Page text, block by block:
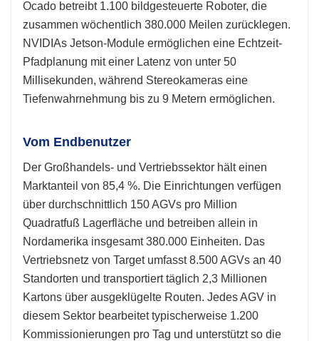
Ocado betreibt 1.100 bildgesteuerte Roboter, die
zusammen wöchentlich 380.000 Meilen zurücklegen.
NVIDIAs Jetson-Module ermöglichen eine Echtzeit-
Pfadplanung mit einer Latenz von unter 50
Millisekunden, während Stereokameras eine
Tiefenwahrnehmung bis zu 9 Metern ermöglichen.
Vom Endbenutzer
Der Großhandels- und Vertriebssektor hält einen
Marktanteil von 85,4 %. Die Einrichtungen verfügen
über durchschnittlich 150 AGVs pro Million
Quadratfuß Lagerfläche und betreiben allein in
Nordamerika insgesamt 380.000 Einheiten. Das
Vertriebsnetz von Target umfasst 8.500 AGVs an 40
Standorten und transportiert täglich 2,3 Millionen
Kartons über ausgeklügelte Routen. Jedes AGV in
diesem Sektor bearbeitet typischerweise 1.200
Kommissionierungen pro Tag und unterstützt so die